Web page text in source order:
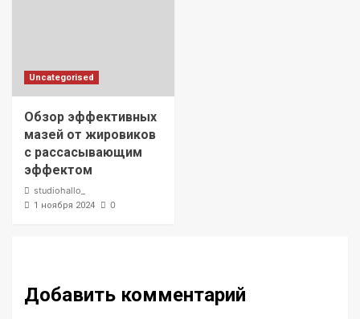
Uncategorised
Обзор эффективных
мазей от жировиков
с рассасывающим
эффектом
studiohallo_
1 ноября 2024 0
Добавить комментарий